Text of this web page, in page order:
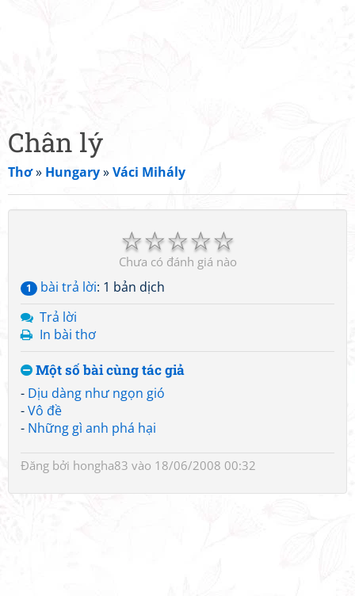
Chân lý
Thơ» Hungary»Váci Mihály
☆
☆
☆
☆
☆
Chưa có đánh giá nào
1 bài trả lời: 1 bản dịch
Trả lời
In bài thơ
Một số bài cùng tác giả
- Dịu dàng như ngọn gió
-Vô đề
- Những gì anh phá hại
Đăng bởi hongha83 vào 18/06/2008 00:32